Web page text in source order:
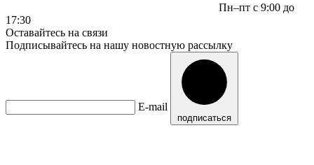
Пн–пт с 9:00 до
17:30
Оставайтесь на связи
Подписывайтесь на нашу новостную рассылку
E-mail
подписаться